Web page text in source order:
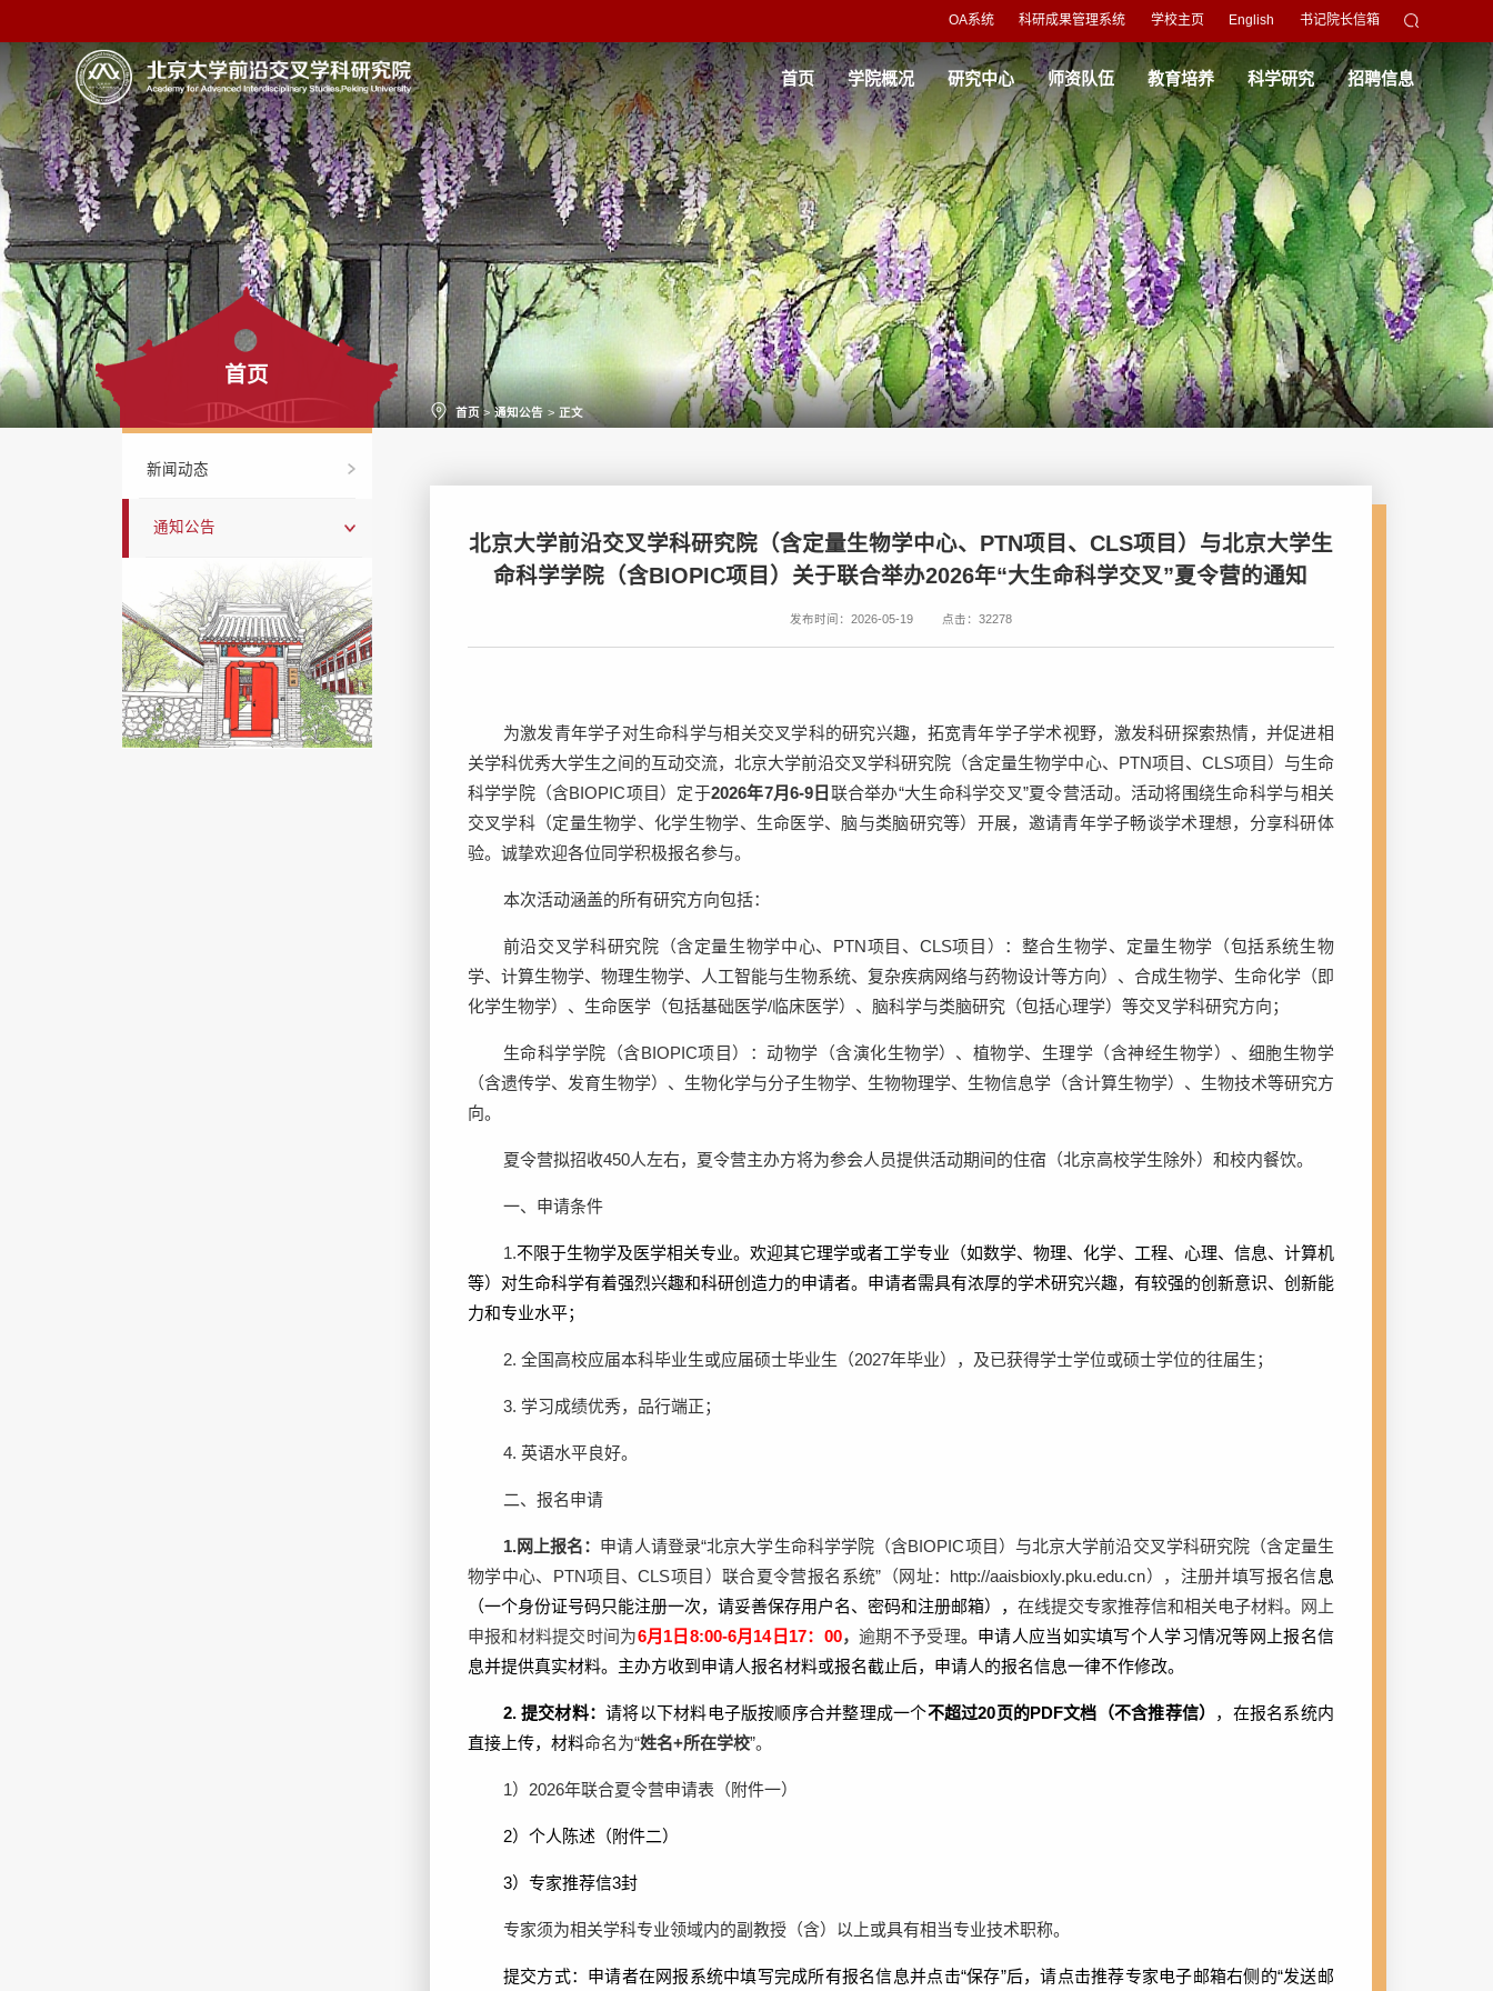
OA系统 科研成果管理系统 学校主页 English 书记院长信箱
首页 学院概况 研究中心 师资队伍 教育培养 科学研究 招聘信息
首页
新闻动态
通知公告
首页 > 通知公告 > 正文
北京大学前沿交叉学科研究院（含定量生物学中心、PTN项目、CLS项目）与北京大学生
命科学学院（含BIOPIC项目）关于联合举办2026年“大生命科学交叉”夏令营的通知
发布时间：2026-05-19 点击： 32278
为激发青年学子对生命科学与相关交叉学科的研究兴趣，拓宽青年学子学术视野，激发科研探索热情，并促进相
关学科优秀大学生之间的互动交流，北京大学前沿交叉学科研究院（含定量生物学中心、 PTN项目、 CLS项目） 与生命
科学学院（含BIOPIC项目） 定于2026年7月6-9 日 联合举办“大生命科学交叉”夏令营活动。活动将围绕生命科学与相关
交叉学科（定量生物学、化学生物学、生命医学、脑与类脑研究等）开展，邀请青年学子畅谈学术理想，分享科研体
验。诚挚欢迎各位同学积极报名参与。
本次活动涵盖的所有研究方向包括：
前沿交叉学科研究院（含定量生物学中心、 PTN项目、 CLS项目）： 整合生物学、定量生物学（包括系统生物
学、计算生物学、物理生物学、人工智能与生物系统、复杂疾病网络与药物设计等方向）、合成生物学、生命化学（即
化学生物学）、生命医学（包括基础医学/临床医学）、脑科学与类脑研究（包括心理学）等交叉学科研究方向；
生命科学学院（含BIOPIC项目）：动物学（含演化生物学）、植物学、生理学（含神经生物学）、细胞生物学
（含遗传学、发育生物学）、生物化学与分子生物学、生物物理学、生物信息学（含计算生物学）、生物技术等研究方
向。
夏令营拟招收450人左右，夏令营主办方将为参会人员提供活动期间的住宿（北京高校学生除外）和校内餐饮。
一、申请条件
1.不限于生物学及医学相关专业。欢迎其它理学或者工学专业（如数学、物理、化学、工程、心理、信息、计算机
等）对生命科学有着强烈兴趣和科研创造力的申请者。申请者需具有浓厚的学术研究兴趣，有较强的创新意识、创新能
力和专业水平；
2. 全国高校应届本科毕业生或应届硕士毕业生（2027年毕业），及已获得学士学位或硕士学位的往届生；
3. 学习成绩优秀，品行端正；
4. 英语水平良好。
二、报名申请
1.网上报名： 申请人请登录“北京大学生命科学学院（含BIOPIC项目）与北京大学前沿交叉学科研究院（含定量生
物学中心、 PTN项目、CLS项目）联合夏令营报名系统”（网址： http://aaisbioxly.pku.edu.cn），注册并填写报名信息
（一个身份证号码只能注册一次，请妥善保存用户名、密码和注册邮箱）， 在线提交专家推荐信和相关电子材料。
网上
申报和材料提交时间为6月 1 日 8:00-6月 14日 17： 00，逾期不予受理。申请人应当如实填写个人学习情况等网上报名信
息并提供真实材料。主办方收到申请人报名材料或报名截止后，申请人的报名信息一律不作修改。
2. 提交材料：请将以下材料电子版按顺序合并整理成一个不超过20页的PDF文档（不含推荐信） ，在报名系统内
直接上传，材料命名为“姓名+所在学校”。
1） 2026年联合夏令营申请表（附件一）
2） 个人陈述（附件二）
3） 专家推荐信3封
专家须为相关学科专业领域内的副教授（含）以上或具有相当专业技术职称。
提交方式：申请者在网报系统中填写完成所有报名信息并点击“保存”后，请点击推荐专家电子邮箱右侧的“发送邮